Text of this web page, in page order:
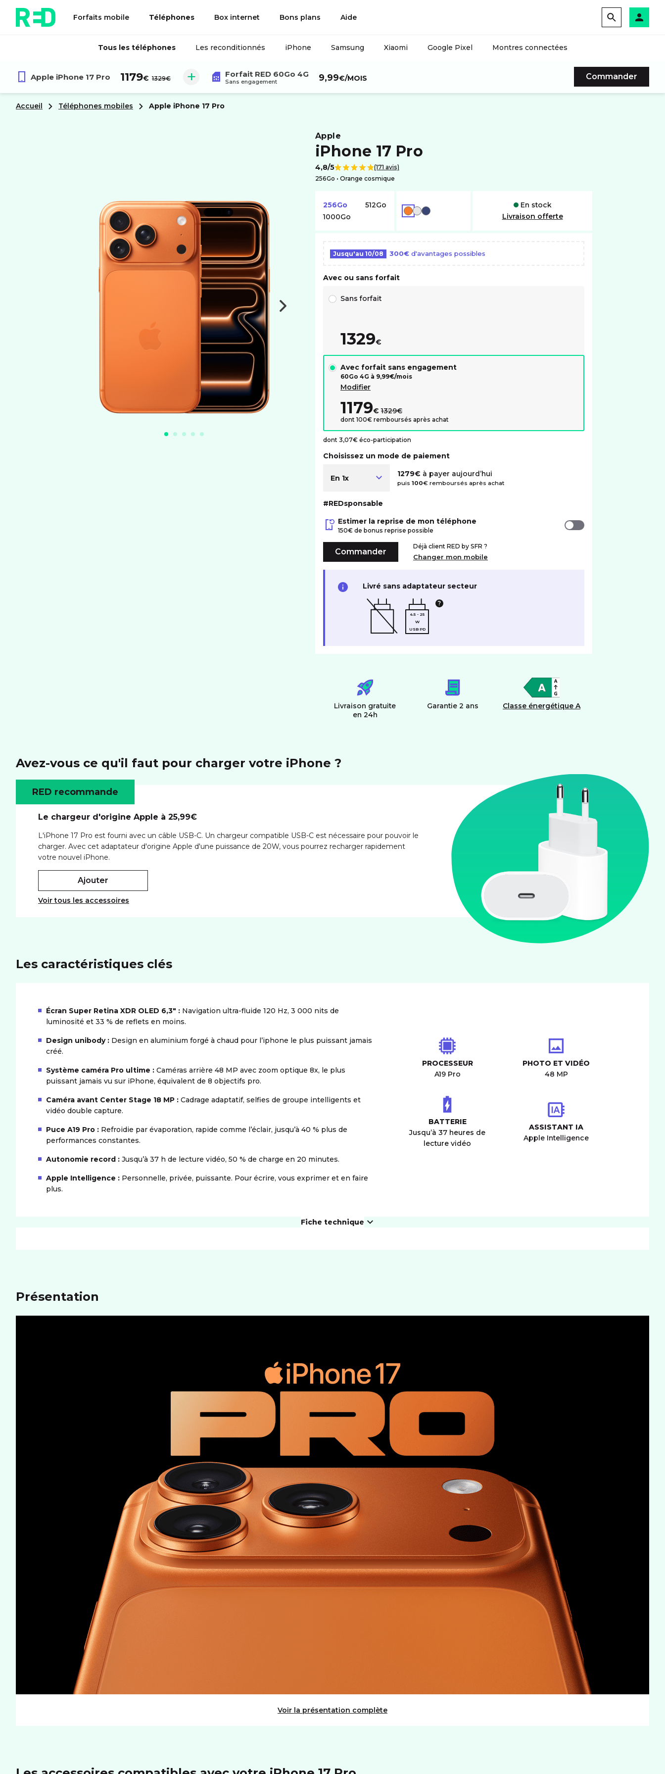
Forfaits mobile Téléphones Box internet Bons plans Aide
Tous les téléphones Les reconditionnés iPhone Samsung Xiaomi Google Pixel Montres connectées
Apple iPhone 17 Pro 1179€ au lieu de :
1329€ Forfait RED 60Go 4G
Sans engagement 9,99€/MOIS Commander
Accueil Téléphones mobiles apple iPhone 17 Pro
apple
iPhone 17 Pro
Note de
4,8/5
(171 avis)
256Go •
orange cosmique
256Go
512Go
1000Go
ORANGE ARGENT BLEU
En stock
Livraison offerte
Jusqu'au 10/08 300€ d'avantages possibles
Avec ou sans forfait
Sans forfait
1329€
Avec forfait sans engagement
60Go 4G à 9,99€/mois
Modifier
1179€ 1329€
dont 100€ remboursés après achat
dont 3,07€ éco-participation
Choisissez un mode de paiement
En 1x 1279€ à payer aujourd’hui
puis 100€ remboursés après achat
#REDsponsable
Estimer la reprise de mon téléphone
150€ de bonus reprise possible
Commander
Déjà client RED by SFR ?
Changer mon mobile
Livré sans adaptateur secteur
4.5 - 25
W
USB PD
Livraison gratuite
en 24h
Garantie 2 ans Classe énergétique A
Avez-vous ce qu'il faut pour charger votre iPhone ?
RED recommande
Le chargeur d'origine Apple à 25,99€
L'iPhone 17 Pro est fourni avec un câble USB-C. Un chargeur compatible USB-C est nécessaire pour pouvoir le
charger. Avec cet adaptateur d'origine Apple d'une puissance de 20W, vous pourrez recharger rapidement
votre nouvel iPhone.
ajouter
Voir tous les accessoires
Présentation
Voir la présentation complète
Les caractéristiques clés
Écran Super Retina XDR OLED 6,3″ : Navigation ultra-fluide 120 Hz, 3 000 nits de
luminosité et 33 % de reflets en moins.
Design unibody : Design en aluminium forgé à chaud pour l’iphone le plus puissant jamais
créé.
Système caméra Pro ultime : Caméras arrière 48 MP avec zoom optique 8x, le plus
puissant jamais vu sur iPhone, équivalent de 8 objectifs pro.
Caméra avant Center Stage 18 MP : Cadrage adaptatif, selfies de groupe intelligents et
vidéo double capture.
Puce A19 Pro : Refroidie par évaporation, rapide comme l’éclair, jusqu’à 40 % plus de
performances constantes.
Autonomie record : Jusqu’à 37 h de lecture vidéo, 50 % de charge en 20 minutes.
Apple Intelligence : Personnelle, privée, puissante. Pour écrire, vous exprimer et en faire
plus.
PROCESSEUR
A19 Pro
PHOTO ET VIDÉO
48 MP
BATTERIE
Jusqu’à 37 heures de
lecture vidéo
ASSISTANT IA
Apple Intelligence
Fiche technique
iOS